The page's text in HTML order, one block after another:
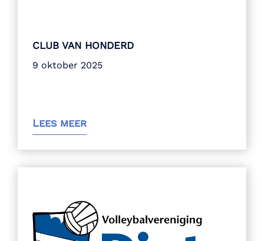
CLUB VAN HONDERD
9 oktober 2025
Lees meer